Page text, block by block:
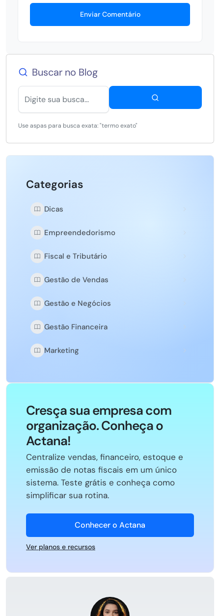
Enviar Comentário
Buscar no Blog
Use aspas para busca exata: "termo exato"
Categorias
Dicas
Empreendedorismo
Fiscal e Tributário
Gestão de Vendas
Gestão e Negócios
Gestão Financeira
Marketing
Cresça sua empresa com
organização. Conheça o
Actana!
Centralize vendas, financeiro, estoque e
emissão de notas fiscais em um único
sistema. Teste grátis e conheça como
simplificar sua rotina.
Conhecer o Actana
Ver planos e recursos